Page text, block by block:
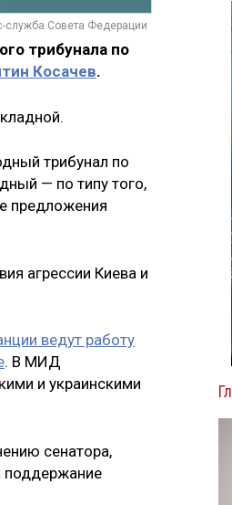
служба Совета Федерации
трибунала по
Косачев.
трибунал по
— по типу того,
предложения
агрессии Киева и
ведут работу
. В МИД
и украинскими
сенатора,
поддержание